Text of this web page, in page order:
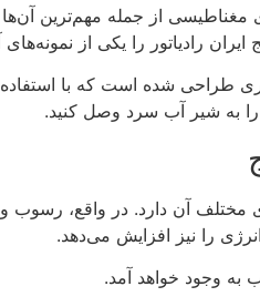
مغناطیسی از جمله مهم‌ترین
رادیاتور را یکی از
طراحی شده است که با
را به شیر آب سرد وصل کنید.
آن دارد. در واقع، رسوب و
را نیز افزایش می‌دهد.
به وجود خواهد آمد.